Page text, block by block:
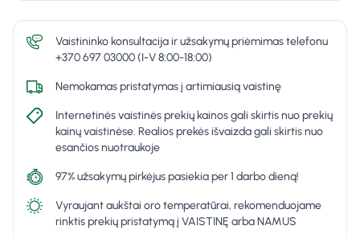
Vaistininko konsultacija ir užsakymų priėmimas telefonu
+370 697 03000 (I-V 8:00-18:00)
Nemokamas pristatymas į artimiausią vaistinę
Internetinės vaistinės prekių kainos gali skirtis nuo prekių
kainų vaistinėse. Realios prekės išvaizda gali skirtis nuo
esančios nuotraukoje
97% užsakymų pirkėjus pasiekia per 1 darbo dieną!
Vyraujant aukštai oro temperatūrai, rekomenduojame
rinktis prekių pristatymą į VAISTINĘ arba NAMUS